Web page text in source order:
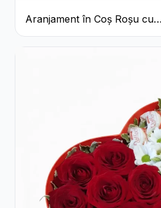
Aranjament în Coș Roșu cu
Trandafiri și Crizanteme Albe